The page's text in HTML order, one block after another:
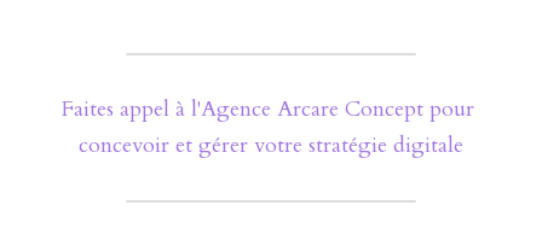
Faites appel à l'Agence Arcare Concept pour
concevoir et gérer votre stratégie digitale